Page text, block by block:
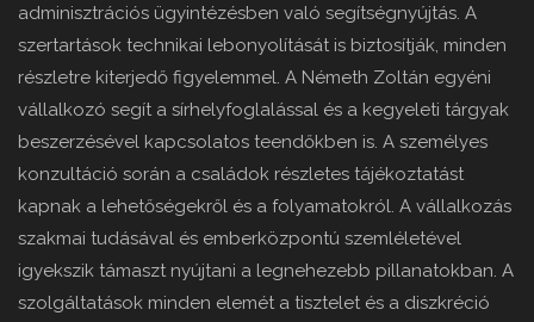
adminisztrációs ügyintézésben való segítségnyújtás. A
szertartások technikai lebonyolítását is biztosítják, minden
részletre kiterjedő figyelemmel. A Németh Zoltán egyéni
vállalkozó segít a sírhelyfoglalással és a kegyeleti tárgyak
beszerzésével kapcsolatos teendőkben is. A személyes
konzultáció során a családok részletes tájékoztatást
kapnak a lehetőségekről és a folyamatokról. A vállalkozás
szakmai tudásával és emberközpontú szemléletével
igyekszik támaszt nyújtani a legnehezebb pillanatokban. A
szolgáltatások minden elemét a tisztelet és a diszkréció